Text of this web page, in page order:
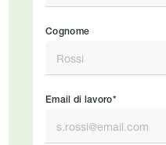
Cognome
Email di lavoro*